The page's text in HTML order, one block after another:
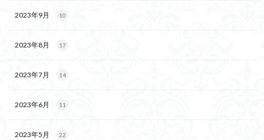
2023年9月 10
2023年8月 17
2023年7月 14
2023年6月 11
2023年5月 22